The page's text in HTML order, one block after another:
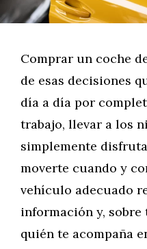
Comprar un coche
de esas decisiones
día a día por
trabajo, llevar a los
simplemente
moverte cuando y
vehículo adecuado
información y, sobre
quién te acompaña